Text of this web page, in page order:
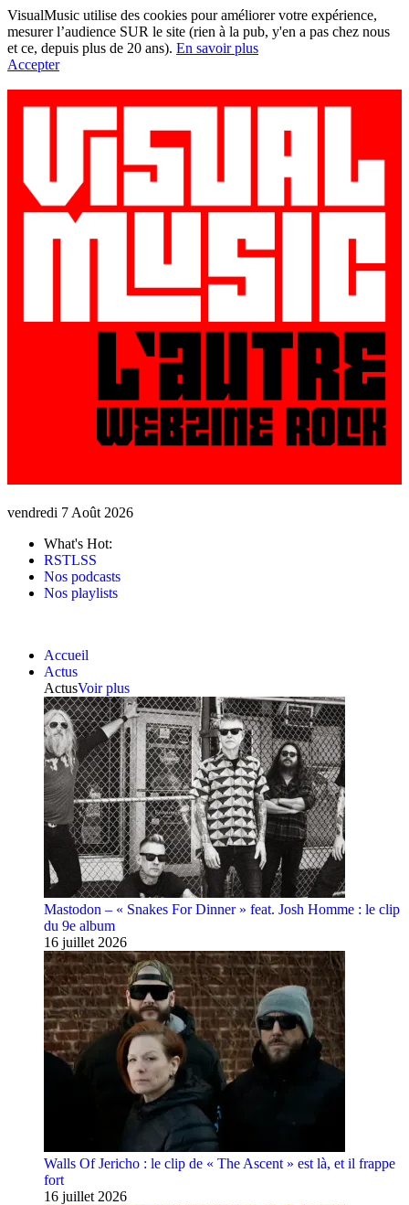
VisualMusic utilise des cookies pour améliorer votre expérience,
mesurer l’audience SUR le site (rien à la pub, y'en a pas chez nous
et ce, depuis plus de 20 ans). En savoir plus
Accepter
vendredi 7 Août 2026
What's Hot:
RSTLSS
Nos podcasts
Nos playlists
Accueil
Actus
ActusVoir plus
Mastodon – « Snakes For Dinner » feat. Josh Homme : le clip
du 9e album
16 juillet 2026
Walls Of Jericho : le clip de « The Ascent » est là, et il frappe
fort
16 juillet 2026